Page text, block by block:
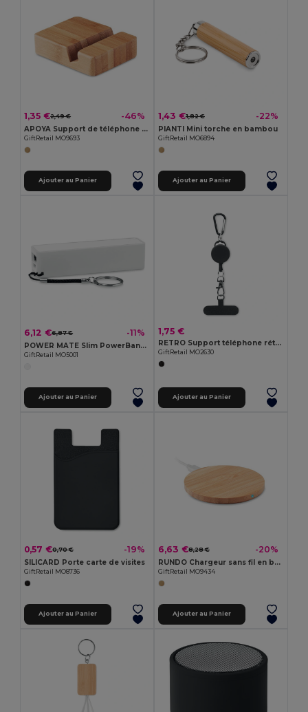
1,35 €2,49 € -46%
APOYA Support de téléphone en bambou
GiftRetail MO9693
Ajouter au Panier
1,43 €1,82 € -22%
PIANTI Mini torche en bambou
GiftRetail MO6894
Ajouter au Panier
6,12 €6,87 € -11%
POWER MATE Slim PowerBank 2200 mAh -22
GiftRetail MO5001
Ajouter au Panier
1,75 €
RETRO Support téléphone rétractable
GiftRetail MO2630
Ajouter au Panier
0,57 €0,70 € -19%
SILICARD Porte carte de visites
GiftRetail MO8736
Ajouter au Panier
6,63 €8,28 € -20%
RUNDO Chargeur sans fil en bambou MO9434
GiftRetail MO9434
Ajouter au Panier